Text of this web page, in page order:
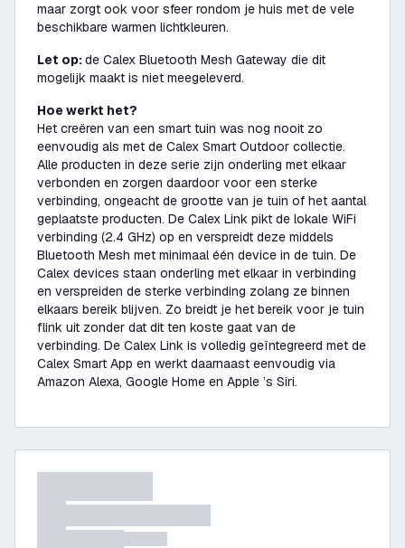
maar zorgt ook voor sfeer rondom je huis met de vele
beschikbare warmen lichtkleuren.
Let op:de Calex Bluetooth Mesh Gateway die dit
mogelijk maakt is niet meegeleverd.
Hoe werkt het?
Het creëren van een smart tuin was nog nooit zo
eenvoudig als met de Calex Smart Outdoor collectie.
Alle producten in deze serie zijn onderling met elkaar
verbonden en zorgen daardoor voor een sterke
verbinding, ongeacht de grootte van je tuin of het aantal
geplaatste producten. De Calex Link pikt de lokale WiFi
verbinding (2.4 GHz) op en verspreidt deze middels
Bluetooth Mesh met minimaal één device in de tuin. De
Calex devices staan onderling met elkaar in verbinding
en verspreiden de sterke verbinding zolang ze binnen
elkaars bereik blijven. Zo breidt je het bereik voor je tuin
flink uit zonder dat dit ten koste gaat van de
verbinding. De Calex Link is volledig geïntegreerd met de
Calex Smart App en werkt daarnaast eenvoudig via
Amazon Alexa, Google Home en Apple ’s Siri.